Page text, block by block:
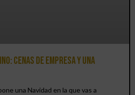
cenas de empresa y una
una Navidad en la que vas a